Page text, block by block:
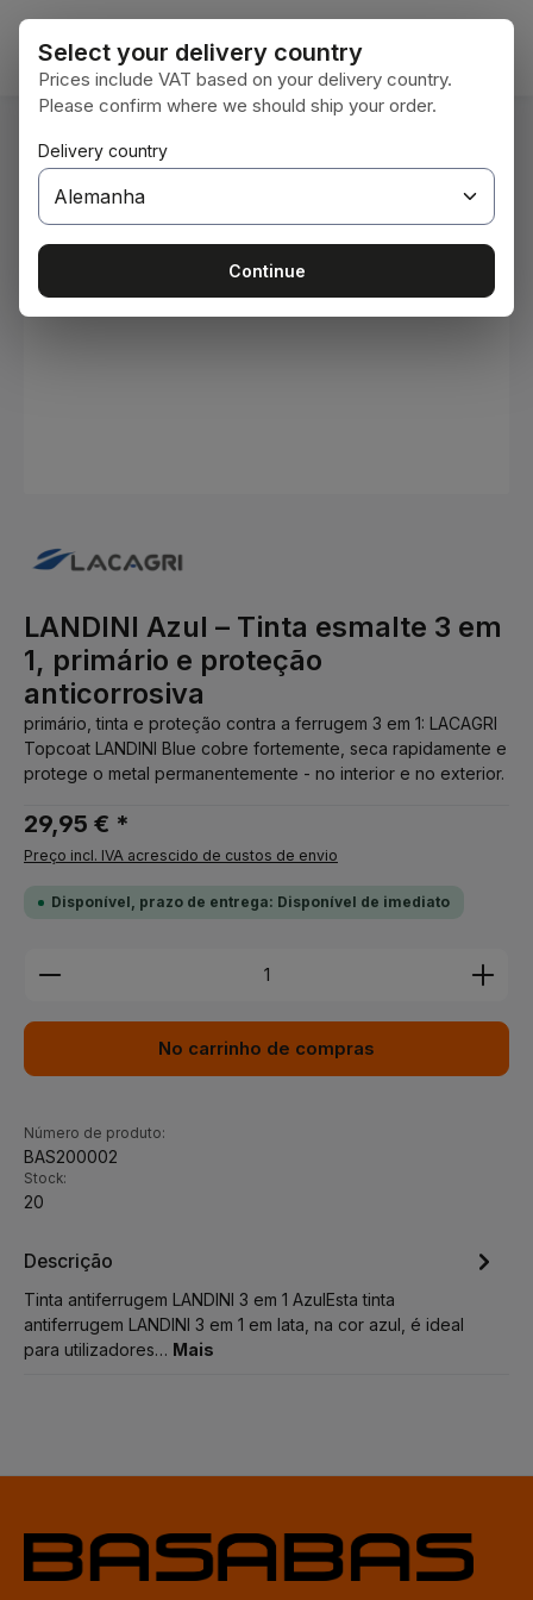
Ir para o conteúdo principal
Você está aqui: Home
LANDINI Azul – Tinta esmalte 3 em
1, primário e proteção
anticorrosiva
primário, tinta e proteção contra a ferrugem 3 em 1: LACAGRI
Topcoat LANDINI Blue cobre fortemente, seca rapidamente e
protege o metal permanentemente - no interior e no exterior.
29,95 € *
Preço incl. IVA acrescido de custos de envio
Disponível, prazo de entrega: Disponível de imediato
Quantidade do Produto: Insira a quantidade
No carrinho de compras
Número de produto:
BAS200002
Stock:
20
Descrição
Tinta antiferrugem LANDINI 3 em 1 AzulEsta tinta
antiferrugem LANDINI 3 em 1 em lata, na cor azul, é ideal
para utilizadores… Mais
Select your delivery country
Prices include VAT based on your delivery country.
Please confirm where we should ship your order.
Delivery country
Continue